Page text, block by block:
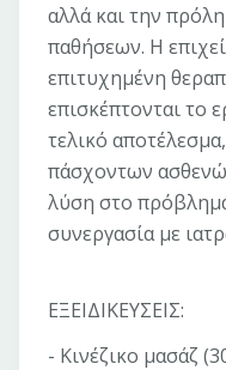
αλλά και την
παθήσεων. Η
επιτυχημένη
επισκέπτονται το
τελικό
πάσχοντων
λύση στο
συνεργασία με
ΕΞΕΙΔΙΚΕΥΣΕΙΣ:
- Κινέζικο μασάζ